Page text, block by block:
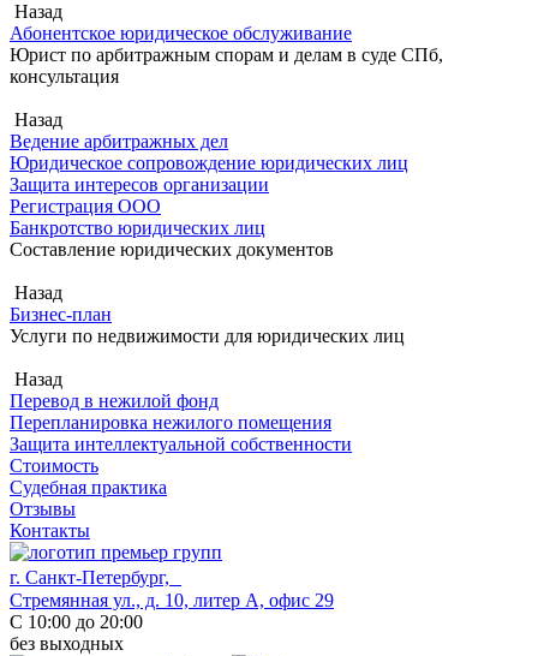
Назад
Абонентское юридическое обслуживание
Юрист по арбитражным спорам и делам в суде СПб,
консультация
Назад
Ведение арбитражных дел
Юридическое сопровождение юридических лиц
Защита интересов организации
Регистрация ООО
Банкротство юридических лиц
Составление юридических документов
Назад
Бизнес-план
Услуги по недвижимости для юридических лиц
Назад
Перевод в нежилой фонд
Перепланировка нежилого помещения
Защита интеллектуальной собственности
Стоимость
Судебная практика
Отзывы
Контакты
г. Санкт-Петербург,
Стремянная ул., д. 10, литер А, офис 29
С 10:00 до 20:00
без выходных